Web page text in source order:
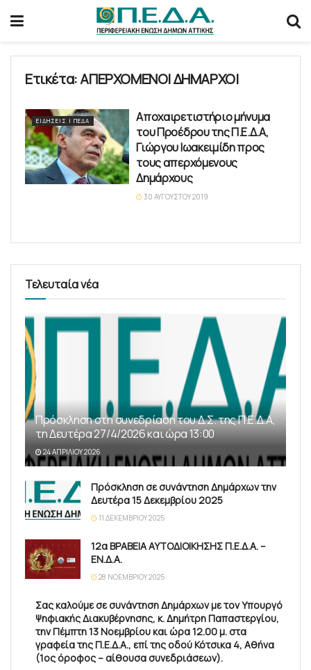
Ετικέτα:ΑΠΕΡΧΟΜΕΝΟΙ ΔΗΜΑΡΧΟΙ
ΕΙΔΉΣΕΙΣ | ΠΕΔΑ
Αποχαιρετιστήριο μήνυμα
του Προέδρου της Π.Ε.Δ.Α,
Γιώργου Ιωακειμίδη προς
τους απερχόμενους
Δημάρχους
30 ΑΥΓΟΎΣΤΟΥ 2019
Τελευταία νέα
Πρόσκληση στη συνεδρίαση του Δ.Σ. της Π.Ε.Δ.Α,
τη Δευτέρα 27/4/2026 και ώρα 13:00
24 ΑΠΡΙΛΊΟΥ 2026
Πρόσκληση σε συνάντηση Δημάρχων την
Δευτέρα 15 Δεκεμβρίου 2025
11 ΔΕΚΕΜΒΡΊΟΥ 2025
12α ΒΡΑΒΕΙΑ ΑΥΤΟΔΙΟΙΚΗΣΗΣ Π.Ε.Δ.Α. –
ΕΝ.Δ.Α.
28 ΝΟΕΜΒΡΊΟΥ 2025
Σας καλούμε σε συνάντηση Δημάρχων με τον Υπουργό
Ψηφιακής Διακυβέρνησης, κ. Δημήτρη Παπαστεργίου,
την Πέμπτη 13 Νοεμβρίου και ώρα 12.00 μ. στα
γραφεία της Π.Ε.Δ.Α., επί της οδού Κότσικα 4, Αθήνα
(1ος όροφος – αίθουσα συνεδριάσεων).